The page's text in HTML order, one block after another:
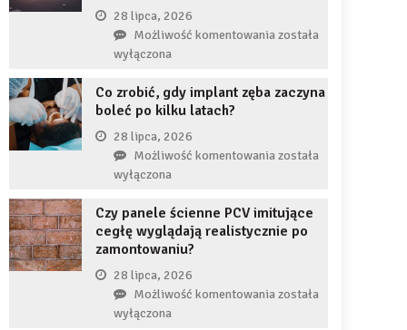
28 lipca, 2026
Możliwość komentowaniaJak
autorytet
zwiększyć
została
wyłączona
Co zrobić, gdy implant zęba zaczyna
boleć po kilku latach?
28 lipca, 2026
Możliwość komentowaniaCo
implant
zęba
została
wyłączona
Czy panele ścienne PCV imitujące
cegłę wyglądają realistycznie po
zamontowaniu?
28 lipca, 2026
Możliwość komentowaniaCzy
została
wyłączona